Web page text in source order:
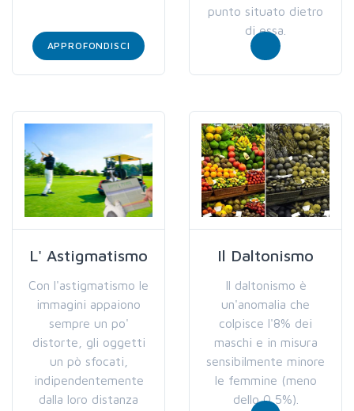
APPROFONDISCI
punto situato dietro
di essa.
L' Astigmatismo
Con l'astigmatismo le
immagini appaiono
sempre un po'
distorte, gli oggetti
un pò sfocati,
indipendentemente
dalla loro distanza
Il Daltonismo
Il daltonismo è
un'anomalia che
colpisce l'8% dei
maschi e in misura
sensibilmente minore
le femmine (meno
dello 0,5%).